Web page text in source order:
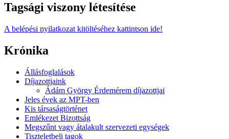
Tagsági viszony létesítése
A belépési nyilatkozat kitöltéséhez kattintson ide!
Krónika
Állásfoglalások
Díjazottjaink
Ádám György Érdemérem díjazottjai
Jeles évek az MPT-ben
Kis társaságtörténet
Emlékezet Bizottság
Megszűnt vagy átalakult szervezeti egységek
Tiszteletbeli tagok